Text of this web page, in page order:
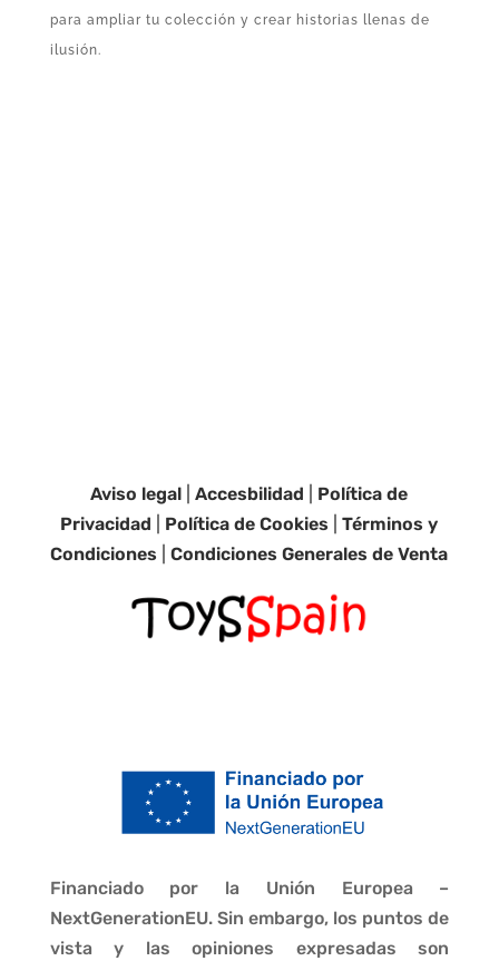
para ampliar tu colección y crear historias llenas de
ilusión.
Aviso legal |Accesbilidad
Política de
Privacidad
Política de Cookies |Términos y
Condiciones |Condiciones Generales de Venta
Financiado por la Unión Europea –
NextGenerationEU. Sin embargo, los puntos de
vista y las opiniones expresadas son